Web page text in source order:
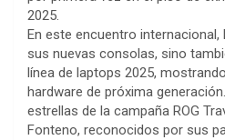
2025.
En este encuentro internacional,
sus nuevas consolas, sino
línea de laptops 2025,
hardware de próxima
estrellas de la campaña ROG
Fonteno, reconocidos por sus